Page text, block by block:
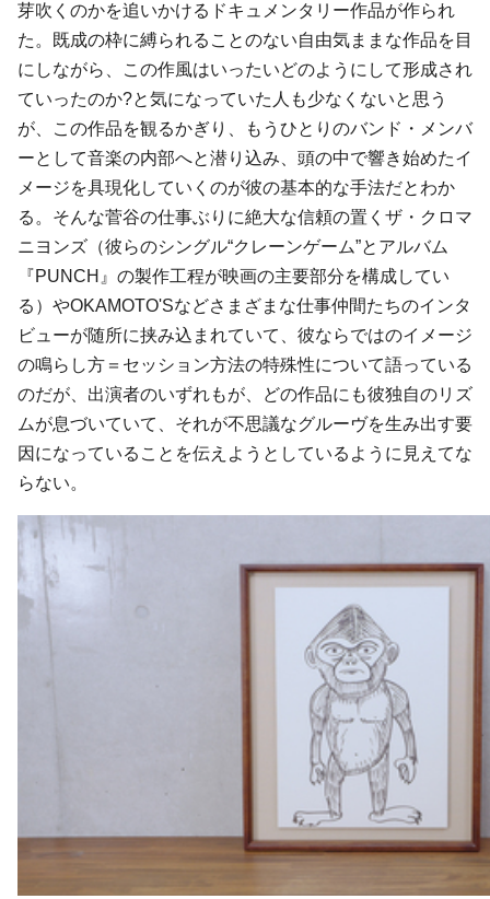
芽吹くのかを追いかけるドキュメンタリー作品が作られ
た。既成の枠に縛られることのない自由気ままな作品を目
にしながら、この作風はいったいどのようにして形成され
ていったのか?と気になっていた人も少なくないと思う
が、この作品を観るかぎり、もうひとりのバンド・メンバ
ーとして音楽の内部へと潜り込み、頭の中で響き始めたイ
メージを具現化していくのが彼の基本的な手法だとわか
る。そんな菅谷の仕事ぶりに絶大な信頼の置くザ・クロマ
ニヨンズ（彼らのシングル“クレーンゲーム”とアルバム
『PUNCH』の製作工程が映画の主要部分を構成してい
る）やOKAMOTO'Sなどさまざまな仕事仲間たちのインタ
ビューが随所に挟み込まれていて、彼ならではのイメージ
の鳴らし方＝セッション方法の特殊性について語っている
のだが、出演者のいずれもが、どの作品にも彼独自のリズ
ムが息づいていて、それが不思議なグルーヴを生み出す要
因になっていることを伝えようとしているように見えてな
らない。